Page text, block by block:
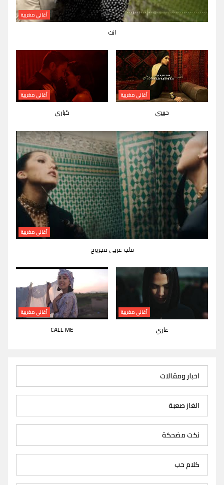
أغاني مغربية
انت
أغاني مغربية
حبيبي
أغاني مغربية
كباري
أغاني مغربية
قلب عربي مجروح
أغاني مغربية
عاري
أغاني مغربية
CALL ME
اخبار ومقالات
الغاز صعبة
نكت مضحكة
كلام حب